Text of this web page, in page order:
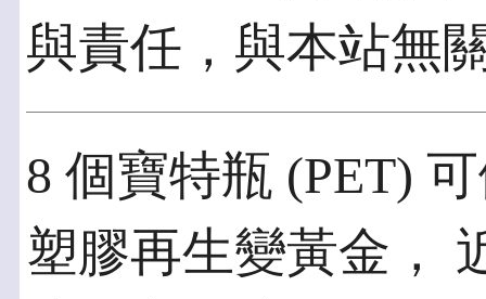
與責任，與本站無
8 個寶特瓶 (PET)
塑膠再生變黃金，